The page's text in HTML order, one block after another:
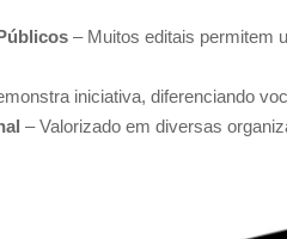
do certificado é de R$
(o prazo de confirmação
para realizar o download do
– Muitos editais permitem
iniciativa, diferenciando
– Valorizado em diversas